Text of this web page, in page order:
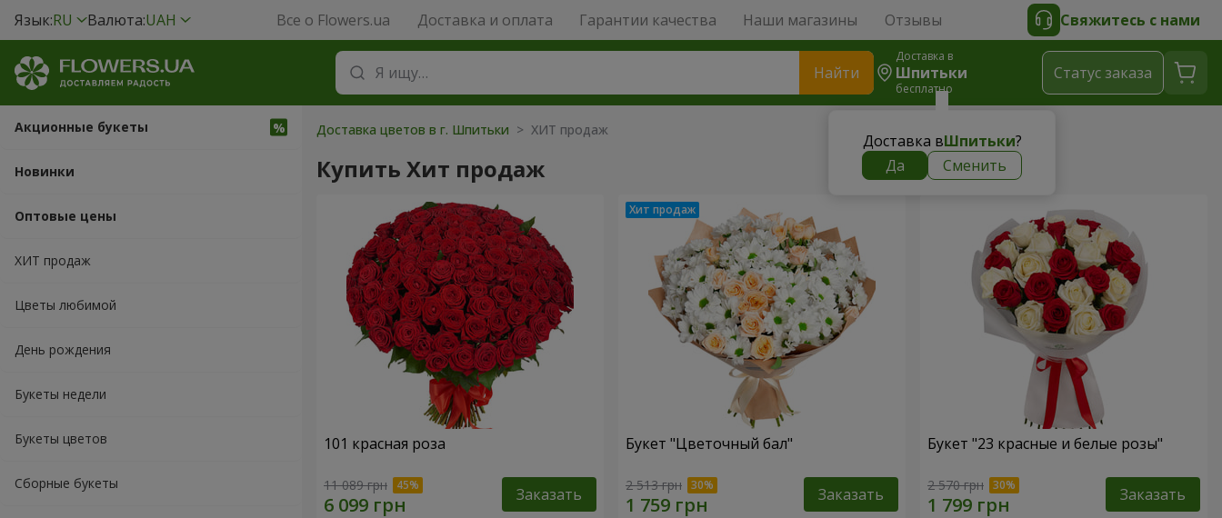
Язык:RU Валюта:UAH Все о Flowers.ua Доставка и оплата Гарантии качества Наши магазины Отзывы Свяжитесь с нами
Найти
Доставка в
Шпитьки
бесплатно
Доставка вШпитьки?
Да
Сменить
Cтатус заказа
Акционные букеты
Новинки
Оптовые цены
ХИТ продаж
Цветы любимой
День рождения
Букеты недели
Букеты цветов
Сборные букеты
Доставка цветов в г. Шпитьки > ХИТ продаж
Купить Хит продаж
101 красная роза
11 089 грн Заказать
Букет "Цветочный бал"
2 513 грн Заказать
Букет "23 красные и белые розы"
2 570 грн Заказать